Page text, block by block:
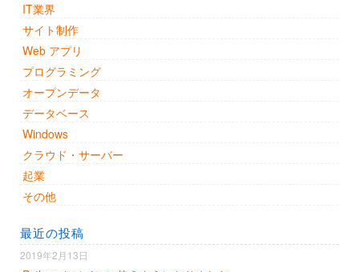
IT業界
サイト制作
Web アプリ
プログラミング
オープンデータ
データベース
Windows
クラウド・サーバー
起業
その他
最近の投稿
2019年2月13日